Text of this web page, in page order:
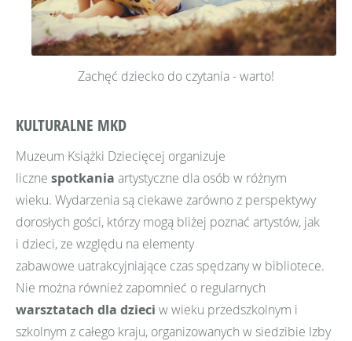
Zachęć dziecko do czytania - warto!
KULTURALNE MKD
Muzeum Książki Dziecięcej organizuje
liczne spotkania artystyczne dla osób w różnym
wieku. Wydarzenia są ciekawe zarówno z perspektywy
dorosłych gości, którzy mogą bliżej poznać artystów, jak
i dzieci, ze względu na elementy
zabawowe uatrakcyjniające czas spędzany w bibliotece.
Nie można również zapomnieć o regularnych
warsztatach dla dzieci w wieku przedszkolnym i
szkolnym z całego kraju, organizowanych w siedzibie Izby